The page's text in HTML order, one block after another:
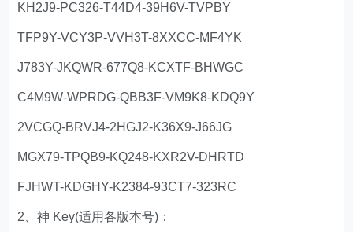
KH2J9-PC326-T44D4-39H6V-TVPBY
TFP9Y-VCY3P-VVH3T-8XXCC-MF4YK
J783Y-JKQWR-677Q8-KCXTF-BHWGC
C4M9W-WPRDG-QBB3F-VM9K8-KDQ9Y
2VCGQ-BRVJ4-2HGJ2-K36X9-J66JG
MGX79-TPQB9-KQ248-KXR2V-DHRTD
FJHWT-KDGHY-K2384-93CT7-323RC
2、神 Key(适用各版本号)：